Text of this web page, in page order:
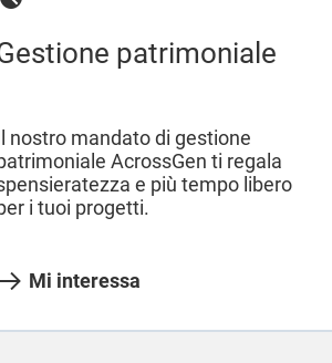
patrimoniale
nostro mandato di gestione
AcrossGen ti regala
e più tempo libero
i tuoi progetti.
Mi interessa